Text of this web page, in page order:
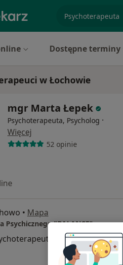
Dostępne terminy
w Łochowie
mgr Marta Łepek
Psychoterapeuta, Psycholog ·
Więcej
52 opinie
• Mapa
Psychicznego "BALANCE"
od 200 zł